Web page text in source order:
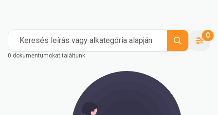
Keresés leírás vagy alkategória alapján
0
0 dokumentumokat találtunk